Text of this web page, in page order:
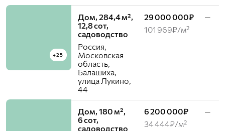
+25
Дом, 284,4 м²,
12,8 сот,
садоводство
Россия,
Московская
область,
Балашиха,
улица Лукино,
44
29 000 000₽
101 969₽/м²
—
Дом, 180 м²,
6 сот,
садоводство
6 200 000₽
34 444₽/м²
—